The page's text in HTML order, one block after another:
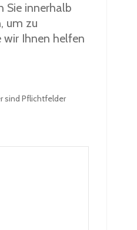
Sie innerhalb
um zu
wir Ihnen helfen
sind Pflichtfelder